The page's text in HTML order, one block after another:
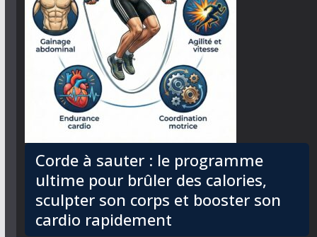
Corde à sauter : le programme
ultime pour brûler des calories,
sculpter son corps et booster son
cardio rapidement